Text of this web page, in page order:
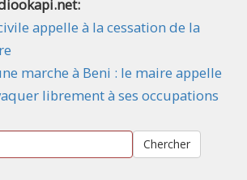
appelle à la cessation de la
marche à Beni : le maire appelle
librement à ses occupations
Chercher